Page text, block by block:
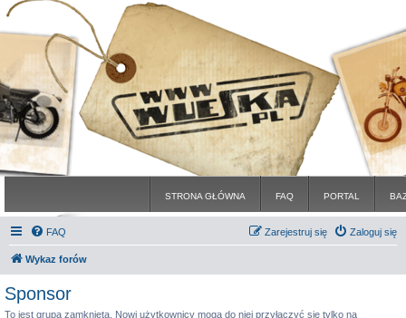
STRONA GŁÓWNA FAQ PORTAL
FAQ Zaloguj się
Zarejestruj się
Wykaz forów
Sponsor
To jest grupa zamknięta. Nowi użytkownicy mogą do niej przyłączyć się tylko na